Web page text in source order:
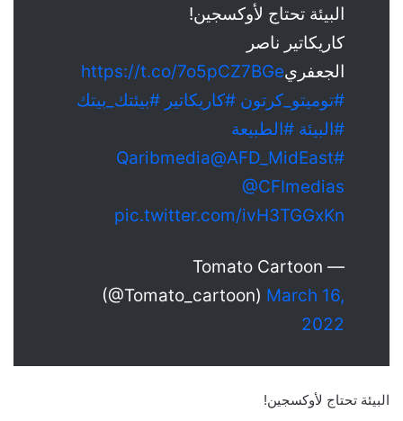
البيئة تحتاج لأوكسجين!
كاريكاتير ناصر
الجعفريhttps://t.co/7o5pCZ7BGe
#توميتو_كرتون #كاريكاتير #بيئتك_بيتك
#البيئة #الطبيعة
#Qaribmedia
@AFD_MidEast
@CFImedias
pic.twitter.com/ivH3TGGxKn
— Tomato Cartoon
(@Tomato_cartoon) March 16,
2022
البيئة تحتاج لأوكسجين!